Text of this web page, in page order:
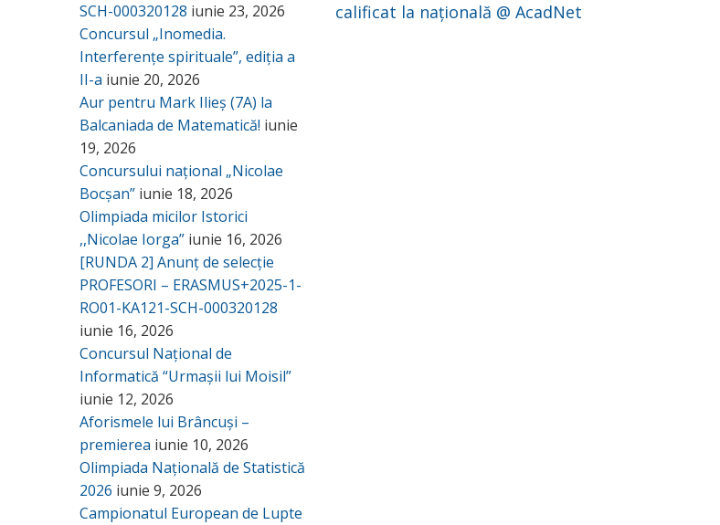
SCH-000320128 iunie 23, 2026
Concursul „Inomedia.
Interferențe spirituale”, ediția a
II-a iunie 20, 2026
Aur pentru Mark Ilieș (7A) la
Balcaniada de Matematică! iunie
19, 2026
Concursului național „Nicolae
Bocșan” iunie 18, 2026
Olimpiada micilor Istorici
,,Nicolae Iorga” iunie 16, 2026
[RUNDA 2] Anunț de selecție
PROFESORI – ERASMUS+2025-1-
RO01-KA121-SCH-000320128
iunie 16, 2026
Concursul Național de
Informatică “Urmașii lui Moisil”
iunie 12, 2026
Aforismele lui Brâncuși –
premierea iunie 10, 2026
Olimpiada Națională de Statistică
2026 iunie 9, 2026
Campionatul European de Lupte
calificat la națională @ AcadNet